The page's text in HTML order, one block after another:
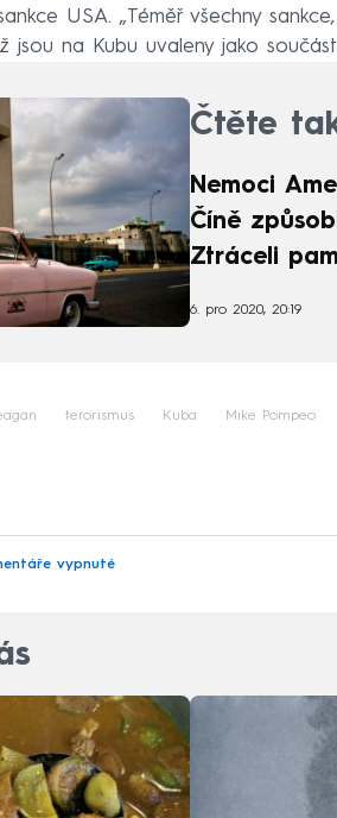
USA. „Téměř všechny
jsou na Kubu uvaleny jako
Čtěte
Nemoci
Číně
Ztráceli
6. pro 2020, 20:19
terorismus Kuba Mike Pompeo
vypnuté